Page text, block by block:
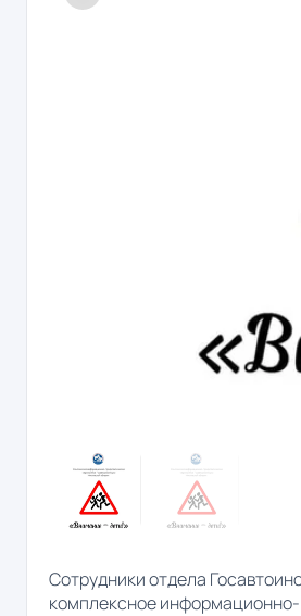
Сотрудники отдела
комплексное